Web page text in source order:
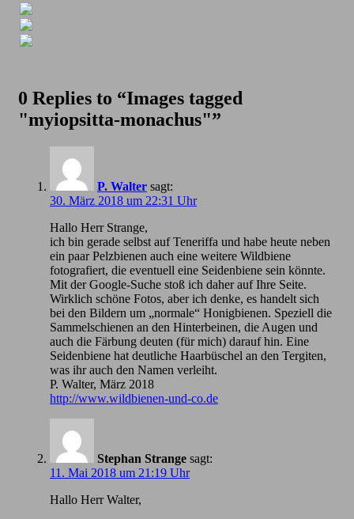
0 Replies to “Images tagged
"myiopsitta-monachus"”
P. Walter sagt:
30. März 2018 um 22:31 Uhr
Hallo Herr Strange,
ich bin gerade selbst auf Teneriffa und habe heute neben
ein paar Pelzbienen auch eine weitere Wildbiene
fotografiert, die eventuell eine Seidenbiene sein könnte.
Mit der Google-Suche stoß ich daher auf Ihre Seite.
Wirklich schöne Fotos, aber ich denke, es handelt sich
bei den Bildern um „normale“ Honigbienen. Speziell die
Sammelschienen an den Hinterbeinen, die Augen und
auch die Färbung deuten (für mich) darauf hin. Eine
Seidenbiene hat deutliche Haarbüschel an den Tergiten,
was ihr auch den Namen verleiht.
P. Walter, März 2018
http://www.wildbienen-und-co.de
Stephan Strange sagt:
11. Mai 2018 um 21:19 Uhr
Hallo Herr Walter,